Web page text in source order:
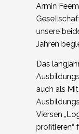
Armin
unsere
Jahren
Das
auch als
Viersen
profitieren“